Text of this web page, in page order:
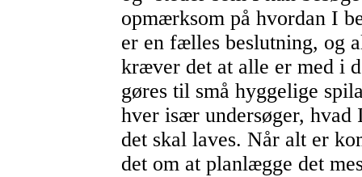
opmærksom på hvordan I
er en fælles beslutning, og
kræver det at alle er med i
gøres til små hyggelige
hver især undersøger,
det skal laves. Når alt er
det om at planlægge det